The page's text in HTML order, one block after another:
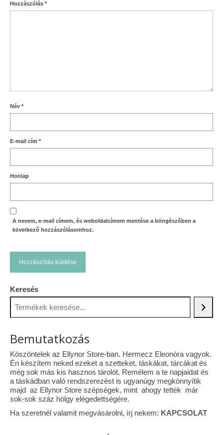
Hozzászólás *
Név *
E-mail cím *
Honlap
A nevem, e-mail címem, és weboldalcímem mentése a böngészőben a
következő hozzászólásomhoz.
Keresés
Bemutatkozás
Köszöntelek az Ellynor Store-ban. Hermecz Eleonóra vagyok.
Én készítem neked ezeket a szetteket, táskákat, tárcákat és
még sok más kis hasznos tárolót. Remélem a te napjaidat és
a táskádban való rendszerezést is ugyanúgy megkönnyítik
majd az Ellynor Store szépségek, mint ahogy tették már
sok-sok száz hölgy elégedettségére.
Ha szeretnél valamit megvásárolni, írj nekem: KAPCSOLAT